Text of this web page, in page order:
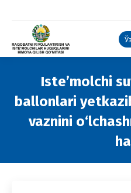
Iste’molchi
ballonlari
vaznini